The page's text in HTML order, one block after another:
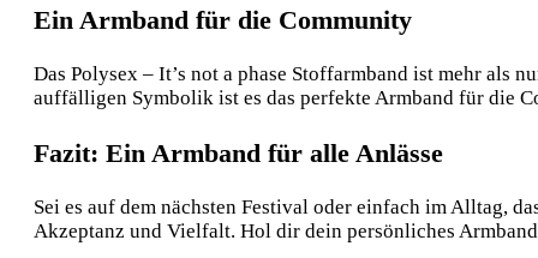
Ein Armband für die Community
Das Polysex – It’s not a phase Stoffarmband ist mehr als
auffälligen Symbolik ist es das perfekte Armband für die
Fazit: Ein Armband für alle Anlässe
Sei es auf dem nächsten Festival oder einfach im Alltag,
Akzeptanz und Vielfalt. Hol dir dein persönliches